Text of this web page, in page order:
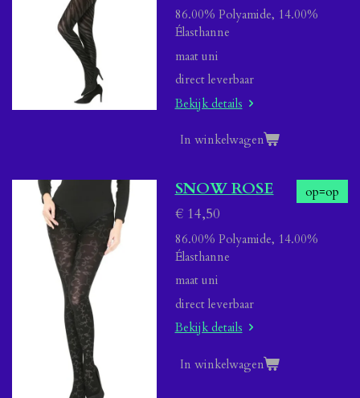
86.00% Polyamide, 14.00%
Élasthanne
maat uni
direct leverbaar
Bekijk details
In winkelwagen
op=op
SNOW ROSE
€ 14,50
86.00% Polyamide, 14.00%
Élasthanne
maat uni
direct leverbaar
Bekijk details
In winkelwagen